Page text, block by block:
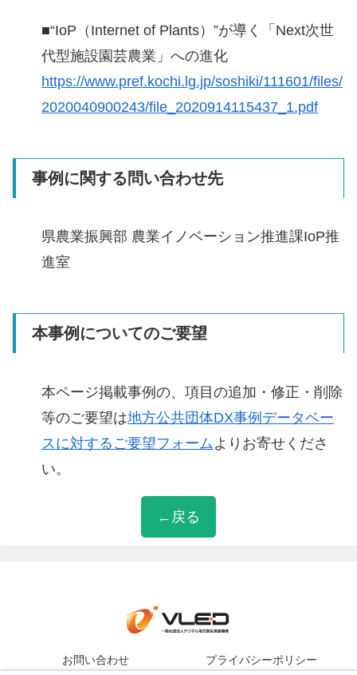
←戻る
■“IoP（Internet of Plants）”が導く「Next次世
代型施設園芸農業」への進化
https://www.pref.kochi.lg.jp/soshiki/111601/files/
2020040900243/file_2020914115437_1.pdf
事例に関する問い合わせ先
県農業振興部 農業イノベーション推進課IoP推
進室
本事例についてのご要望
本ページ掲載事例の、項目の追加・修正・削除
等のご要望は地方公共団体DX事例データベー
スに対するご要望フォーム よりお寄せくださ
い。
お問い合わせ プライバシーポリシー